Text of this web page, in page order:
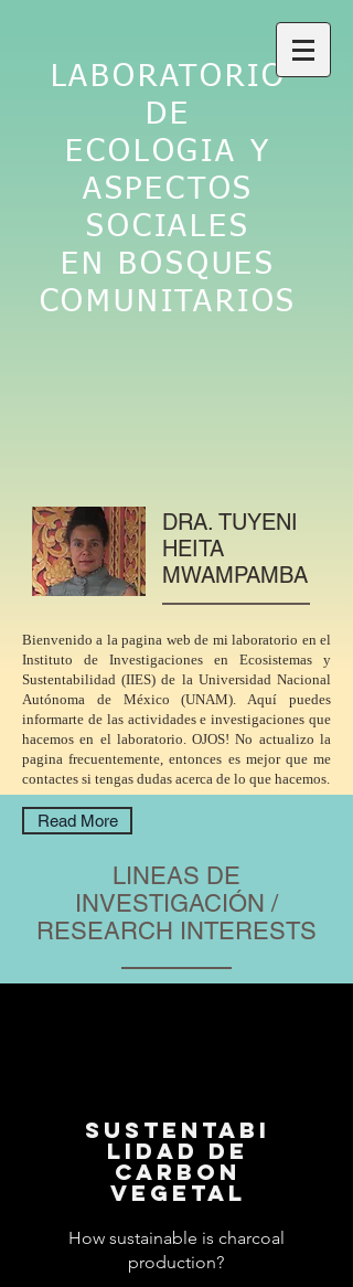
LABORATORIO
DE
ECOLOGIA Y
ASPECTOS
SOCIALES
EN BOSQUES
COMUNITARIOS
DRA. TUYENI
HEITA
MWAMPAMBA
Bienvenido a la pagina web de mi laboratorio en el
Instituto de Investigaciones en Ecosistemas y
Sustentabilidad (IIES) de la Universidad Nacional
Autónoma de México (UNAM). Aquí puedes
informarte de las actividades e investigaciones que
hacemos en el laboratorio. OJOS! No actualizo la
pagina frecuentemente, entonces es mejor que me
contactes si tengas dudas acerca de lo que hacemos.
Read More
SUSTENTABI
LIDAD DE
CARBON
VEGETAL
How sustainable is charcoal
production?
LINEAS DE
INVESTIGACIÓN /
RESEARCH INTERESTS